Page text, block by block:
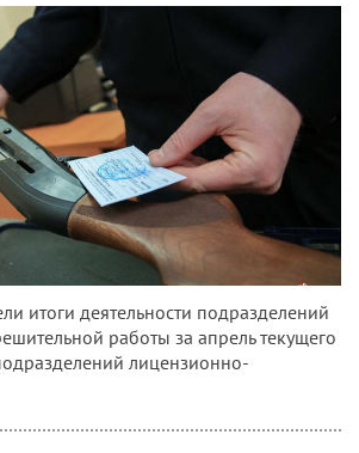
итоги деятельности подразделений
работы за апрель текущего
лицензионно-